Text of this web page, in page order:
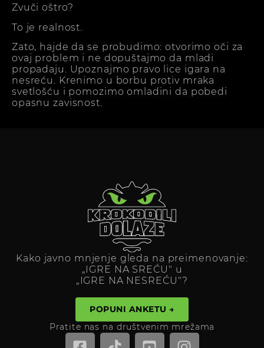
Zvuči oštro?
To je realnost.
Zato, hajde da se probudimo: otvorimo oči za
ovaj problem i ne dopuštajmo da mladi
propadaju. Upoznajmo pravo lice igara na
nesreću. Krenimo u borbu protiv mraka
svetlošću i pomozimo omladini da pobedi
opasnu zavisnost.
Kako javno mnjenje gleda na preimenovanje:
„IGRE NA SREĆU" u
„IGRE NA NESREĆU"?
POPUNI ANKETU →
Pratite nas na društvenim mrežama